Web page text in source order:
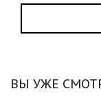
ВЫ УЖЕ